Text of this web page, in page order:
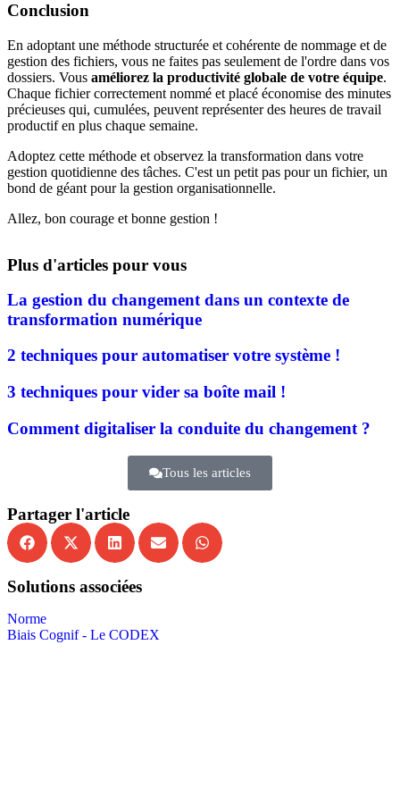
Conclusion
En adoptant une méthode structurée et cohérente de nommage et de
gestion des fichiers, vous ne faites pas seulement de l'ordre dans vos
dossiers. Vous améliorez la productivité globale de votre équipe.
Chaque fichier correctement nommé et placé économise des minutes
précieuses qui, cumulées, peuvent représenter des heures de travail
productif en plus chaque semaine.
Adoptez cette méthode et observez la transformation dans votre
gestion quotidienne des tâches. C'est un petit pas pour un fichier, un
bond de géant pour la gestion organisationnelle.
Allez, bon courage et bonne gestion !
Plus d'articles pour vous
La gestion du changement dans un contexte de
transformation numérique
2 techniques pour automatiser votre système !
3 techniques pour vider sa boîte mail !
Comment digitaliser la conduite du changement ?
Tous les articles
Partager l'article
Solutions associées
Norme
Biais Cognif - Le CODEX